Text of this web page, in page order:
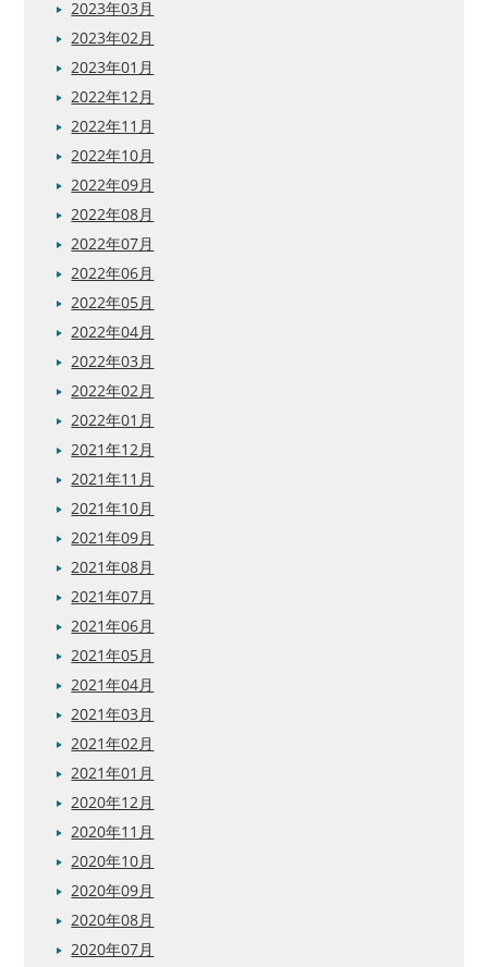
2023年03月
2023年02月
2023年01月
2022年12月
2022年11月
2022年10月
2022年09月
2022年08月
2022年07月
2022年06月
2022年05月
2022年04月
2022年03月
2022年02月
2022年01月
2021年12月
2021年11月
2021年10月
2021年09月
2021年08月
2021年07月
2021年06月
2021年05月
2021年04月
2021年03月
2021年02月
2021年01月
2020年12月
2020年11月
2020年10月
2020年09月
2020年08月
2020年07月